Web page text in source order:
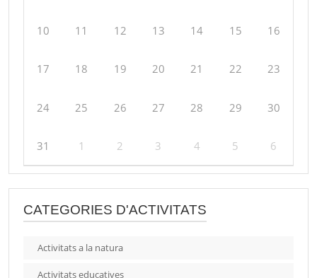
10 11 12 13 14 15 16
17 18 19 20 21 22 23
24 25 26 27 28 29 30
31 1 2 3 4 5 6
CATEGORIES D'ACTIVITATS
Activitats a la natura
Activitats educatives